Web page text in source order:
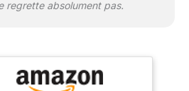
uniformément,
temps, sans mélange de
saveurs. Grâce à
AutoPilot10, profitez de
regrette absolument pas.